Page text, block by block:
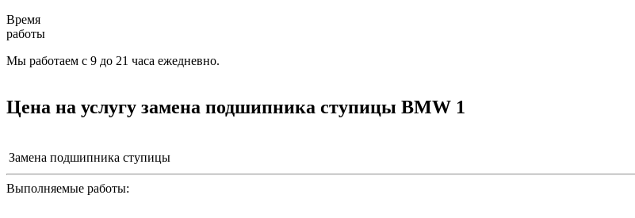
Время
работы
Мы работаем с 9 до 21 часа ежедневно.
Цена на услугу замена подшипника ступицы BMW 1
Замена подшипника ступицы
Выполняемые работы: